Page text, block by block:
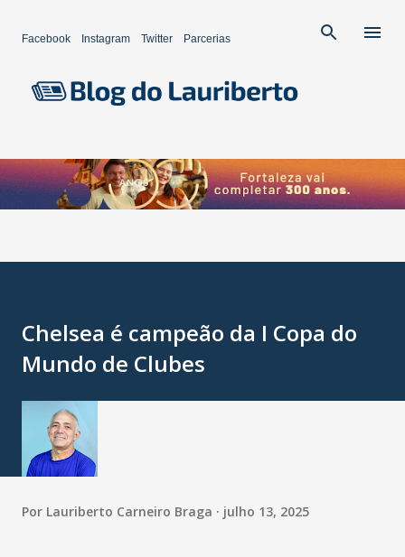
Facebook Instagram Twitter Parcerias
Chelsea é campeão da I Copa do
Mundo de Clubes
Por Lauriberto Carneiro Braga julho 13, 2025